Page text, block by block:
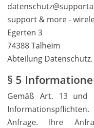
support & more -
Egerten 3
74388 Talheim
Abteilung Datenschutz.
§ 5
Gemäß Art. 13 und
Anfrage. Ihre